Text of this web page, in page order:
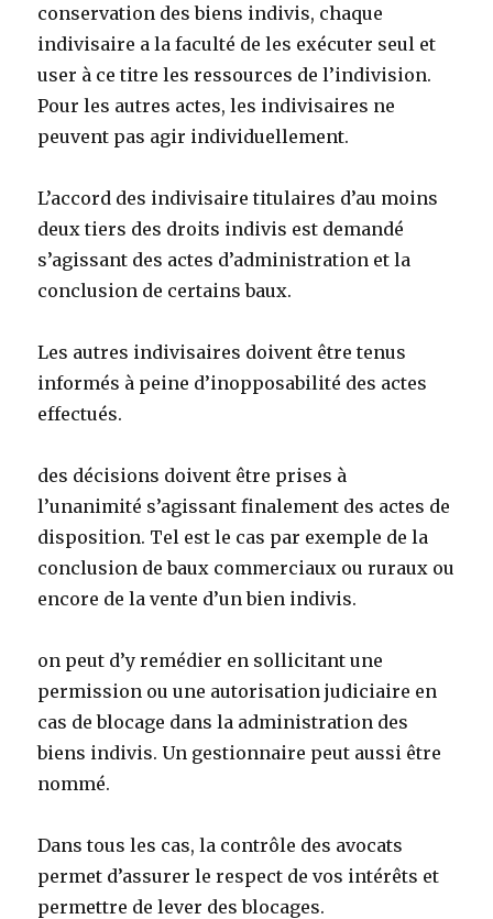
conservation des biens indivis, chaque
indivisaire a la faculté de les exécuter seul et
user à ce titre les ressources de l’indivision.
Pour les autres actes, les indivisaires ne
peuvent pas agir individuellement.
L’accord des indivisaire titulaires d’au moins
deux tiers des droits indivis est demandé
s’agissant des actes d’administration et la
conclusion de certains baux.
Les autres indivisaires doivent être tenus
informés à peine d’inopposabilité des actes
effectués.
des décisions doivent être prises à
l’unanimité s’agissant finalement des actes de
disposition. Tel est le cas par exemple de la
conclusion de baux commerciaux ou ruraux ou
encore de la vente d’un bien indivis.
on peut d’y remédier en sollicitant une
permission ou une autorisation judiciaire en
cas de blocage dans la administration des
biens indivis. Un gestionnaire peut aussi être
nommé.
Dans tous les cas, la contrôle des avocats
permet d’assurer le respect de vos intérêts et
permettre de lever des blocages.